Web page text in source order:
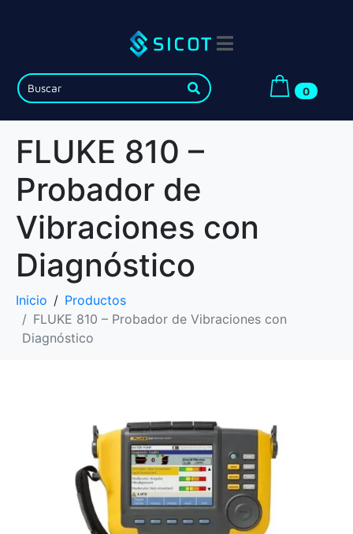
0
FLUKE 810 –
Probador de
Vibraciones con
Diagnóstico
Inicio
Productos
FLUKE 810 – Probador de Vibraciones con
Diagnóstico